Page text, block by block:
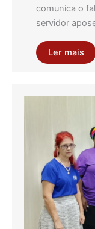
comunica o
servidor
Ler mais